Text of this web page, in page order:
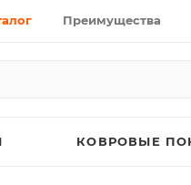
Преимущества
КОВРОВЫЕ